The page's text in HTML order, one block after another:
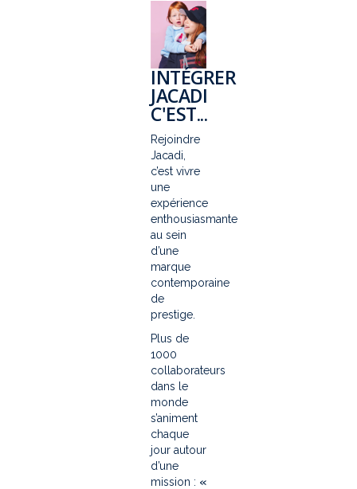
INTÉGRER
JACADI
C'EST...
Rejoindre
Jacadi,
c’est vivre
une
expérience
enthousiasmante
au sein
d’une
marque
contemporaine
de
prestige.
Plus de
1000
collaborateurs
dans le
monde
s’animent
chaque
jour autour
d’une
mission : «